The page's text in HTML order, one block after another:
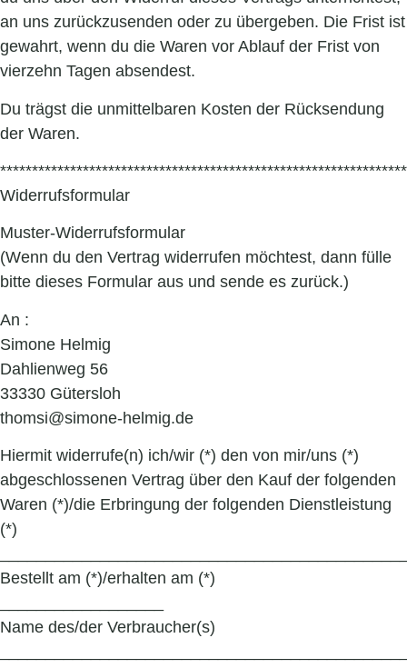
an uns zurückzusenden oder zu übergeben. Die Frist ist
gewahrt, wenn du die Waren vor Ablauf der Frist von
vierzehn Tagen absendest.
Du trägst die unmittelbaren Kosten der Rücksendung
der Waren.
Widerrufsformular
Muster-Widerrufsformular
(Wenn du den Vertrag widerrufen möchtest, dann fülle
bitte dieses Formular aus und sende es zurück.)
An :
Simone Helmig
Dahlienweg 56
33330 Gütersloh
thomsi@simone-helmig.de
Hiermit widerrufe(n) ich/wir (*) den von mir/uns (*)
abgeschlossenen Vertrag über den Kauf der folgenden
Waren (*)/die Erbringung der folgenden Dienstleistung
(*)
Bestellt am (*)/erhalten am (*)
Name des/der Verbraucher(s)